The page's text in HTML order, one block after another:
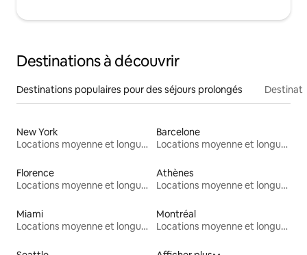
Destinations à découvrir
Destinations populaires pour des séjours prolongés
New York
Locations moyenne et longue durée
Barcelone
Locations moyenne et longue durée
Florence
Locations moyenne et longue durée
Athènes
Locations moyenne et longue durée
Miami
Locations moyenne et longue durée
Montréal
Locations moyenne et longue durée